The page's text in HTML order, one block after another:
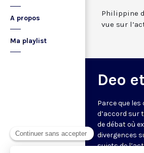
A propos
Ma playlist
Philippine
vue sur
Deo
Parce que
d’accord sur
de débat où
divergences
sujets de